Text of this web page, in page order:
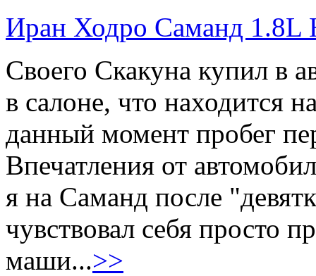
Иран Ходро Саманд 1.8L
Своего Скакуна купил в
в салоне, что находится
данный момент пробег
Впечатления от
я на Саманд после
чувствовал себя просто
маши...>>